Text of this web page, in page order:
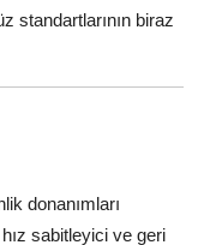
standartlarının biraz
donanımları
sabitleyici ve geri